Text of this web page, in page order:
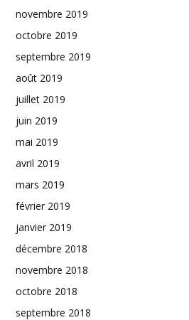
novembre 2019
octobre 2019
septembre 2019
août 2019
juillet 2019
juin 2019
mai 2019
avril 2019
mars 2019
février 2019
janvier 2019
décembre 2018
novembre 2018
octobre 2018
septembre 2018